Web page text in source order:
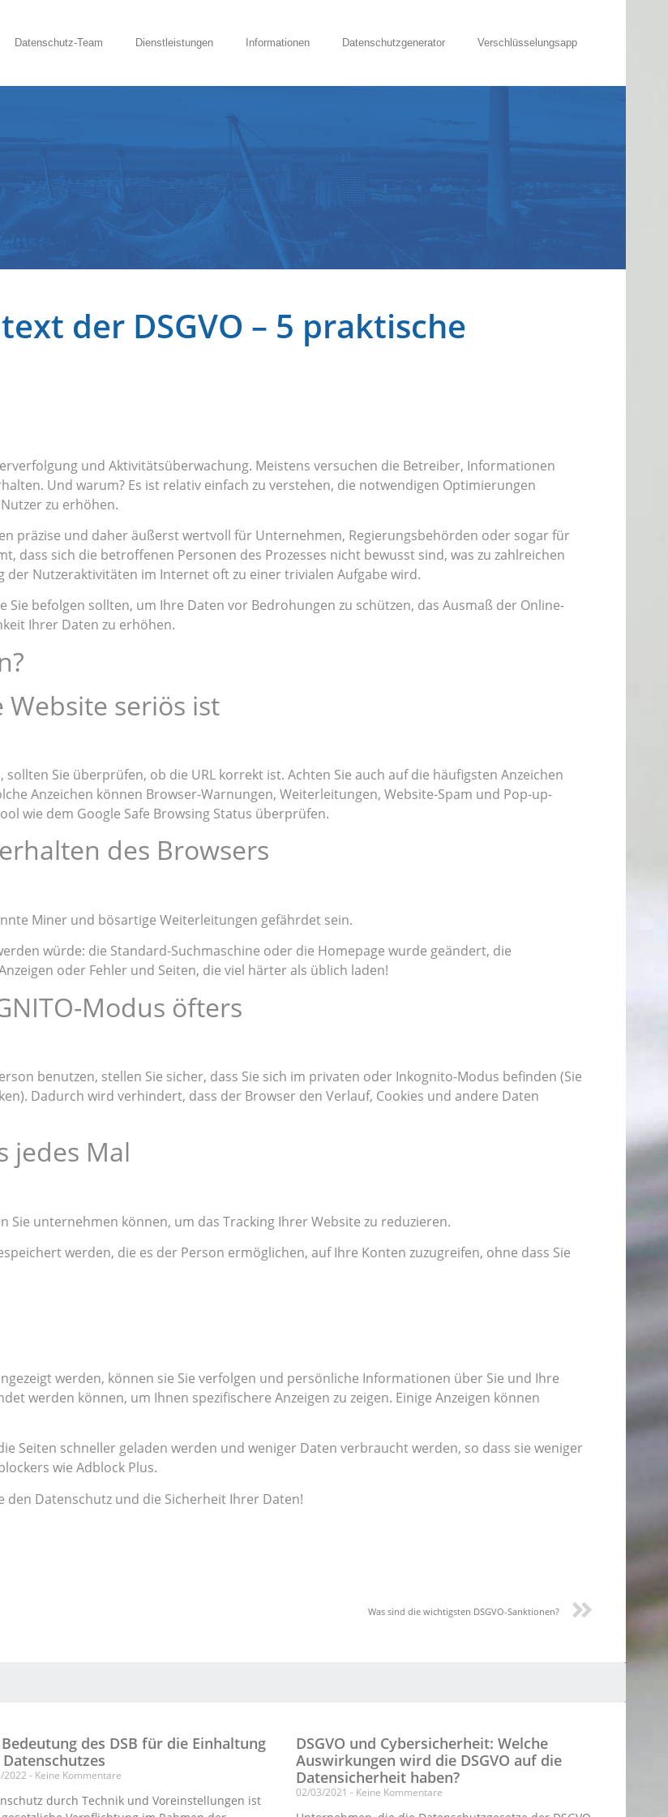
Datenschutz-Team Dienstleistungen Informationen Datenschutzgenerator Verschlüsselungsapp
der DSGVO – 5 praktische
und Aktivitätsüberwachung. Meistens versuchen die Betreiber, Informationen
Und warum? Es ist relativ einfach zu verstehen, die notwendigen Optimierungen
zu erhöhen.
präzise und daher äußerst wertvoll für Unternehmen, Regierungsbehörden oder sogar für
dass sich die betroffenen Personen des Prozesses nicht bewusst sind, was zu zahlreichen
Nutzeraktivitäten im Internet oft zu einer trivialen Aufgabe wird.
befolgen sollten, um Ihre Daten vor Bedrohungen zu schützen, das Ausmaß der Online-
Ihrer Daten zu erhöhen.
Website seriös ist
Sie überprüfen, ob die URL korrekt ist. Achten Sie auch auf die häufigsten Anzeichen
Anzeichen können Browser-Warnungen, Weiterleitungen, Website-Spam und Pop-up-
wie dem Google Safe Browsing Status überprüfen.
des Browsers
Miner und bösartige Weiterleitungen gefährdet sein.
würde: die Standard-Suchmaschine oder die Homepage wurde geändert, die
oder Fehler und Seiten, die viel härter als üblich laden!
Modus öfters
benutzen, stellen Sie sicher, dass Sie sich im privaten oder Inkognito-Modus befinden (Sie
Dadurch wird verhindert, dass der Browser den Verlauf, Cookies und andere Daten
jedes Mal
Sie unternehmen können, um das Tracking Ihrer Website zu reduzieren.
werden, die es der Person ermöglichen, auf Ihre Konten zuzugreifen, ohne dass Sie
werden, können sie Sie verfolgen und persönliche Informationen über Sie und Ihre
werden können, um Ihnen spezifischere Anzeigen zu zeigen. Einige Anzeigen können
Seiten schneller geladen werden und weniger Daten verbraucht werden, so dass sie weniger
wie Adblock Plus.
den Datenschutz und die Sicherheit Ihrer Daten!
Was sind die wichtigsten DSGVO-Sanktionen?
des DSB für die Einhaltung
Datenschutzes
2022 Keine Kommentare
durch Technik und Voreinstellungen ist
DSGVO und Cybersicherheit: Welche
Auswirkungen wird die DSGVO auf die
Datensicherheit haben?
02/03/2021 Keine Kommentare